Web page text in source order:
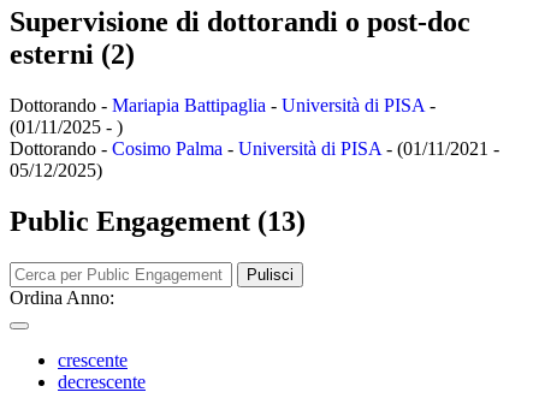
Supervisione di dottorandi o post-doc
esterni (2)
Dottorando - Mariapia Battipaglia - Università di PISA -
(01/11/2025 - )
Dottorando - Cosimo Palma - Università di PISA - (01/11/2021 -
05/12/2025)
Public Engagement (13)
Pulisci
Ordina Anno:
crescente
decrescente